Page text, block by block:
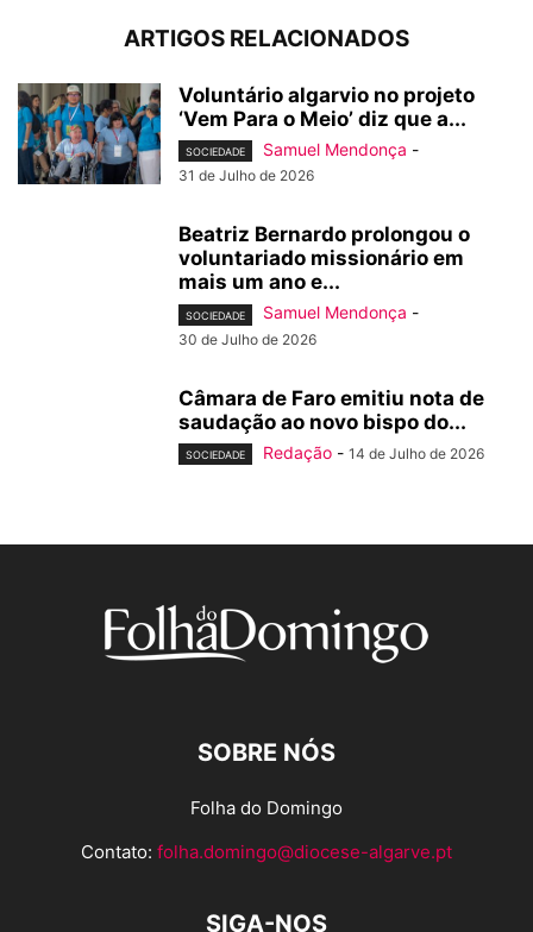
ARTIGOS RELACIONADOS
Voluntário algarvio no projeto
‘Vem Para o Meio’ diz que a...
SOCIEDADE Samuel Mendonça -
31 de Julho de 2026
Beatriz Bernardo prolongou o
voluntariado missionário em
mais um ano e...
SOCIEDADE Samuel Mendonça -
30 de Julho de 2026
Câmara de Faro emitiu nota de
saudação ao novo bispo do...
SOCIEDADE Redação - 14 de Julho de 2026
SOBRE NÓS
Folha do Domingo
Contato: folha.domingo@diocese-algarve.pt
SIGA-NOS